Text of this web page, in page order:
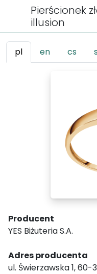
Pierścionek
illusion
pl en cs
Producent
YES Biżuteria S.A.
Adres producenta
ul. Świerzawska 1, 60-